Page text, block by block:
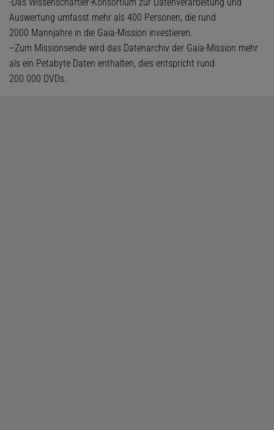
Auswertung umfasst mehr als 400 Personen, die rund
2000 Mannjahre in die Gaia-Mission investieren.
–Zum Missionsende wird das Datenarchiv der Gaia-Mission mehr
als ein Petabyte Daten enthalten, dies entspricht rund
200 000 DVDs.